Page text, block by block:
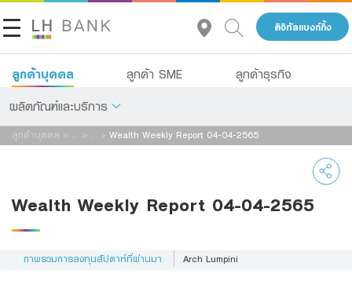
ดิจิทัลแบงก์กิ้ง
ลูกค้าบุคคล ลูกค้า SME ลูกค้าธุรกิจ
ผลิตภัณฑ์และบริการ
เกี่ยวกับเรา
ติดต่อเรา
กลุ่มธุรกิจทางการเงินแลนด์ แอนด์ เฮ้าส์
การลงทุน
ลูกค้าบุคคล > > > Wealth Weekly Report 04-04-2565
Wealth Weekly Report 04-04-2565
ภาพรวมการลงทุนสัปดาห์ที่ผ่านมา Arch Lumpini